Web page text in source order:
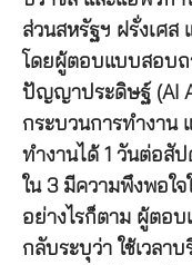
ส่วนสหรัฐฯ ฝรั่งเศส
โดยผู้ตอบแบบสอบถ
ปัญญาประดิษฐ์ (AI
กระบวนการทำงาน
ทำงานได้ 1 วันต่อสั
ใน 3 มีความพึงพอใ
อย่างไรก็ตาม ผู้ตอ
กลับระบุว่า ใช้เวลา